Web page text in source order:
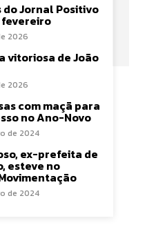
do Jornal Positivo
2026
vitoriosa de João
2026
com maçã para
no Ano-Novo
de 2024
ex-prefeita de
esteve no
de 2024